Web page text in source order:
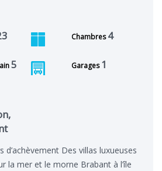
Chambres 4
5 Garages 1
d’achèvement Des villas luxueuses
la mer et le morne Brabant à l’île